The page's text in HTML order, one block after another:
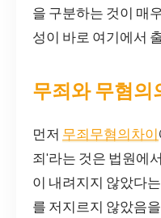
을 구분하는 것이 매
성이 바로 여기에서
무죄와 무혐의
먼저 무죄무혐의차이
죄'라는 것은 법원에
이 내려지지 않았다
를 저지르지 않았음